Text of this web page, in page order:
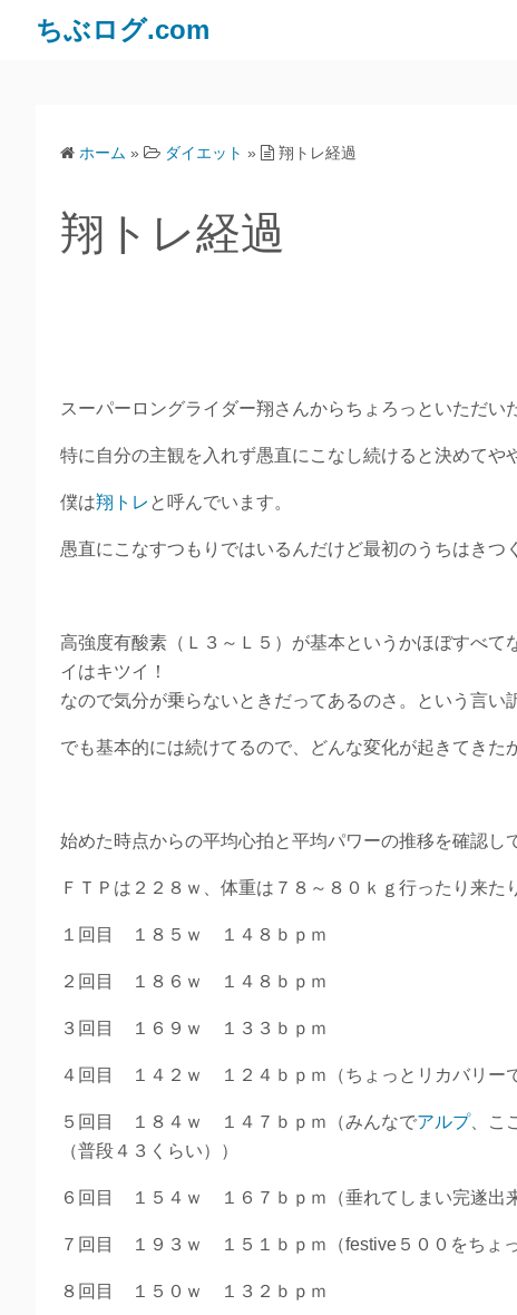
ちぶログ.com
ホーム » ダイエット » 翔トレ経過
翔トレ経過
スーパーロングライダー翔さんからちょろっといただい
特に自分の主観を入れず愚直にこなし続けると決めてや
僕は翔トレ と呼んでいます。
愚直にこなすつもりではいるんだけど最初のうちはきつ
高強度有酸素（Ｌ３～Ｌ５）が基本というかほぼすべ
イはキツイ！
なので気分が乗らないときだってあるのさ。という言い
でも基本的には続けてるので、どんな変化が起きてきた
始めた時点からの平均心拍と平均パワーの推移を確認し
ＦＴＰは２２８ｗ、体重は７８～８０ｋｇ行ったり来た
１回目 １８５ｗ １４８ｂｐｍ
２回目 １８６ｗ １４８ｂｐｍ
３回目 １６９ｗ １３３ｂｐｍ
４回目 １４２ｗ １２４ｂｐｍ（ちょっとリカバリー
５回目 １８４ｗ １４７ｂｐｍ（みんなでアルプ、こ
（普段４３くらい））
６回目 １５４ｗ １６７ｂｐｍ（垂れてしまい完遂出来
７回目 １９３ｗ １５１ｂｐｍ（festive５００をちょ
８回目 １５０ｗ １３２ｂｐｍ